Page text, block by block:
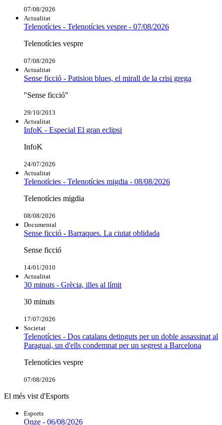
07/08/2026
Actualitat
Telenotícies - Telenotícies vespre - 07/08/2026
Telenotícies vespre
07/08/2026
Actualitat
Sense ficció - Patision blues, el mirall de la crisi grega
"Sense ficció"
29/10/2013
Actualitat
InfoK - Especial El gran eclipsi
InfoK
24/07/2026
Actualitat
Telenotícies - Telenotícies migdia - 08/08/2026
Telenotícies migdia
08/08/2026
Documental
Sense ficció - Barraques. La ciutat oblidada
Sense ficció
14/01/2010
Actualitat
30 minuts - Grècia, illes al límit
30 minuts
17/07/2026
Societat
Telenotícies - Dos catalans detinguts per un doble assassinat al
Paraguai, un d'ells condemnat per un segrest a Barcelona
Telenotícies vespre
07/08/2026
El més vist d'Esports
Esports
Onze - 06/08/2026